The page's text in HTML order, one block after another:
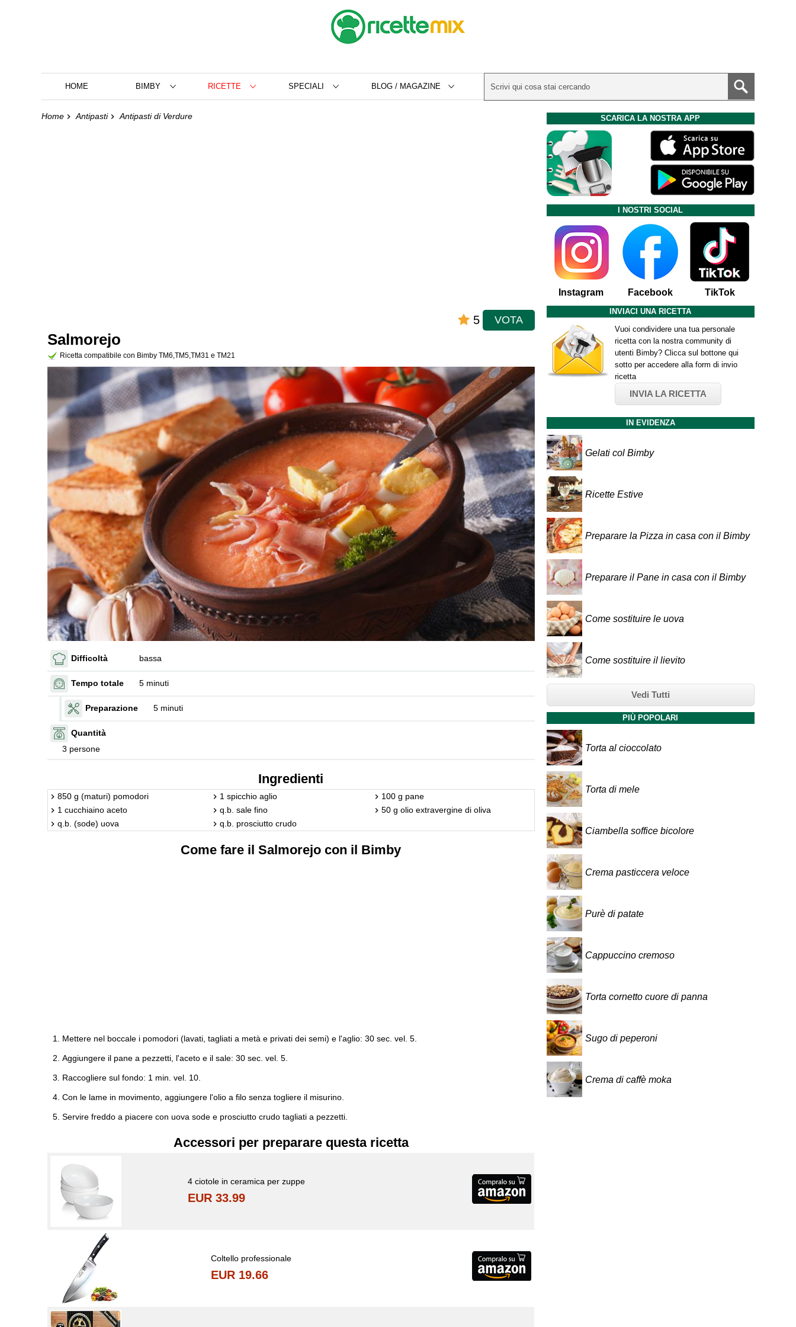
HOME BIMBY RICETTE SPECIALI BLOG / MAGAZINE
Home Antipasti Antipasti di Verdure
5 VOTA
Salmorejo
Ricetta compatibile con Bimby TM6,TM5,TM31 e TM21
Difficoltà bassa
Tempo totale 5 minuti
Preparazione 5 minuti
Quantità
3 persone
Ingredienti
850 g (maturi) pomodori 1 spicchio aglio
100 g pane
1 cucchiaino aceto
q.b. sale fino
50 g olio extravergine di oliva
q.b. (sode) uova
q.b. prosciutto crudo
Come fare il Salmorejo con il Bimby
Mettere nel boccale i pomodori (lavati, tagliati a metà e privati dei semi) e l'aglio: 30 sec. vel. 5.
Aggiungere il pane a pezzetti, l'aceto e il sale: 30 sec. vel. 5.
Raccogliere sul fondo: 1 min. vel. 10.
Con le lame in movimento, aggiungere l'olio a filo senza togliere il misurino.
Servire freddo a piacere con uova sode e prosciutto crudo tagliati a pezzetti.
Accessori per preparare questa ricetta
4 ciotole in ceramica per zuppe
EUR 33.99
Coltello professionale
EUR 19.66
SCARICA LA NOSTRA APP
I NOSTRI SOCIAL
Instagram Facebook TikTok
INVIACI UNA RICETTA
Vuoi condividere una tua personale
ricetta con la nostra community di
utenti Bimby? Clicca sul bottone qui
sotto per accedere alla form di invio
ricetta
INVIA LA RICETTA
IN EVIDENZA
Gelati col Bimby
Ricette Estive
Preparare la Pizza in casa con il Bimby
Preparare il Pane in casa con il Bimby
Come sostituire le uova
Come sostituire il lievito
Vedi Tutti
PIÙ POPOLARI
Torta al cioccolato
Torta di mele
Ciambella soffice bicolore
Crema pasticcera veloce
Purè di patate
Cappuccino cremoso
Torta cornetto cuore di panna
Sugo di peperoni
Crema di caffè moka